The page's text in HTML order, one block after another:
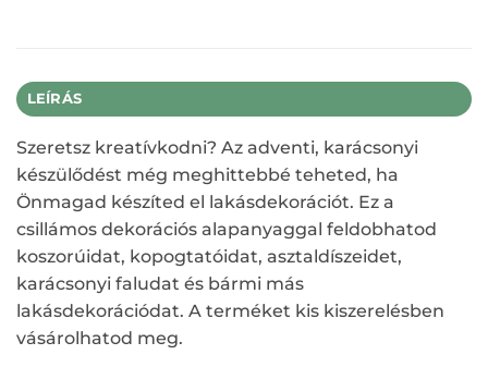
LEÍRÁS
Szeretsz kreatívkodni? Az adventi, karácsonyi
készülődést még meghittebbé teheted, ha
Önmagad készíted el lakásdekorációt. Ez a
csillámos dekorációs alapanyaggal feldobhatod
koszorúidat, kopogtatóidat, asztaldíszeidet,
karácsonyi faludat és bármi más
lakásdekorációdat. A terméket kis kiszerelésben
vásárolhatod meg.